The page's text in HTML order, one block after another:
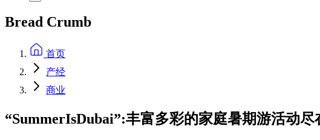
Bread Crumb
首页
产经
商业
“SummerIsDubai”:丰富多彩的家庭暑期游活动尽